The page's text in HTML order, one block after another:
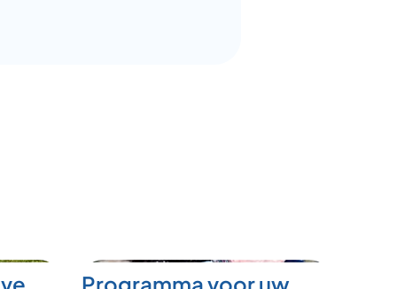
Programma voor uw